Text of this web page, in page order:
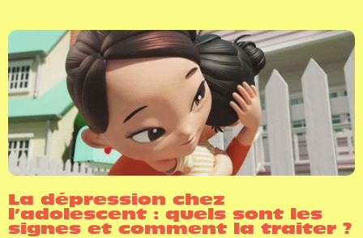
La dépression chez
l’adolescent : quels sont les
signes et comment la traiter ?